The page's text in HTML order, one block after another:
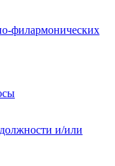
филармонических
и/или